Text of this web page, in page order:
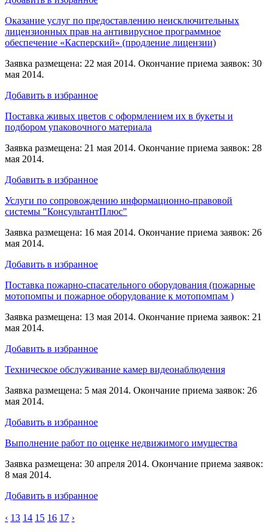
Оказание услуг по предоставлению неисключительных
лицензионных прав на антивирусное программное
обеспечение «Касперский» (продление лицензии)
Заявка размещена: 22 мая 2014. Окончание приема заявок: 30
мая 2014.
Добавить в избранное
Поставка живых цветов с оформлением их в букеты и
подбором упаковочного материала
Заявка размещена: 21 мая 2014. Окончание приема заявок: 28
мая 2014.
Добавить в избранное
Услуги по сопровождению информационно-правовой
системы "КонсультантПлюс"
Заявка размещена: 16 мая 2014. Окончание приема заявок: 26
мая 2014.
Добавить в избранное
Поставка пожарно-спасательного оборудования (пожарные
мотопомпы и пожарное оборудование к мотопомпам )
Заявка размещена: 13 мая 2014. Окончание приема заявок: 21
мая 2014.
Добавить в избранное
Техническое обслуживание камер видеонаблюдения
Заявка размещена: 5 мая 2014. Окончание приема заявок: 26
мая 2014.
Добавить в избранное
Выполнение работ по оценке недвижимого имущества
Заявка размещена: 30 апреля 2014. Окончание приема заявок:
8 мая 2014.
Добавить в избранное
‹ 13 14 15 16 17 ›